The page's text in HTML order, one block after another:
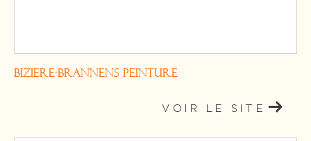
BIZIERE-BRANNENS PEINTURE
VOIR LE SITE